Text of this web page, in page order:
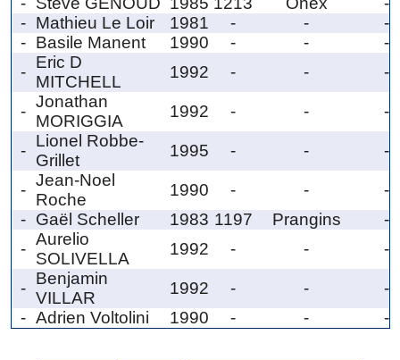
- Mathieu Le Loir 1981 - -
-
- Basile Manent 1990 - -
-
-
Eric D
MITCHELL
1992 - - -
-
Jonathan
MORIGGIA
1992 - - -
-
Lionel Robbe-
Grillet
1995 - - -
-
Jean-Noel
Roche
1990 - -
-
- Gaël Scheller 1983 1197 Prangins
-
-
Aurelio
SOLIVELLA
1992 - - -
-
Benjamin
VILLAR
1992 - -
-
- Adrien Voltolini 1990 - - -